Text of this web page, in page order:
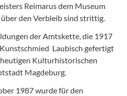
Reimarus dem Museum
den Verbleib sind strittig.
der Amtskette, die 1917
Laubisch gefertigt
Kulturhistorischen
Magdeburg.
1987 wurde für den